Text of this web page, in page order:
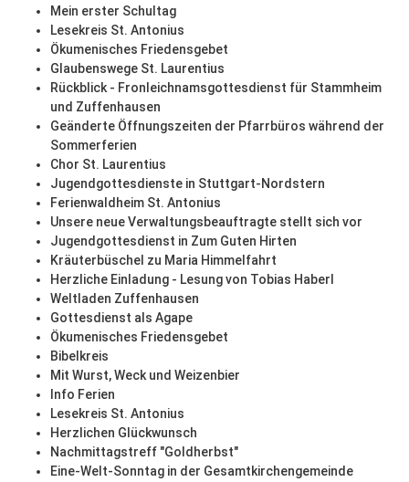
Mein erster Schultag
Lesekreis St. Antonius
Ökumenisches Friedensgebet
Glaubenswege St. Laurentius
Rückblick - Fronleichnamsgottesdienst für Stammheim
und Zuffenhausen
Geänderte Öffnungszeiten der Pfarrbüros während der
Sommerferien
Chor St. Laurentius
Jugendgottesdienste in Stuttgart-Nordstern
Ferienwaldheim St. Antonius
Unsere neue Verwaltungsbeauftragte stellt sich vor
Jugendgottesdienst in Zum Guten Hirten
Kräuterbüschel zu Maria Himmelfahrt
Herzliche Einladung - Lesung von Tobias Haberl
Weltladen Zuffenhausen
Gottesdienst als Agape
Ökumenisches Friedensgebet
Bibelkreis
Mit Wurst, Weck und Weizenbier
Info Ferien
Lesekreis St. Antonius
Herzlichen Glückwunsch
Nachmittagstreff "Goldherbst"
Eine-Welt-Sonntag in der Gesamtkirchengemeinde